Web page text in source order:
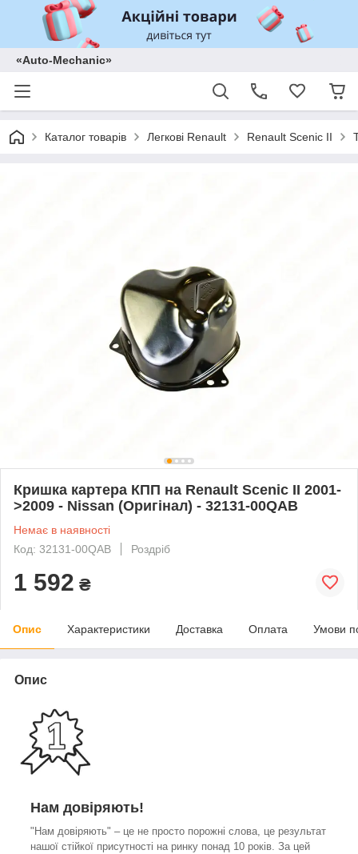
«Auto-Mechanic»
Каталог товарів Легкові Renault Renault Scenic II
Кришка картера КПП на Renault Scenic II 2001-
>2009 - Nissan (Оригінал) - 32131-00QAB
Немає в наявності
Код: 32131-00QAB
Роздріб
1 592 ₴
Опис Характеристики Доставка Оплата Умови
Опис
Нам довіряють!
"Нам довіряють" – це не просто порожні слова, це результат
нашої стійкої присутності на ринку понад 10 років. За цей